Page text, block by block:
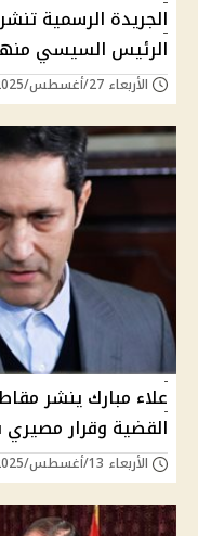
الجريدة الرسمية
الرئيس السيسي منها
الأربعاء 27/أغسطس/2025 - 12:35 م
علاء مبارك ينشر
القضية وقرار
الأربعاء 13/أغسطس/2025 - 03:23 م